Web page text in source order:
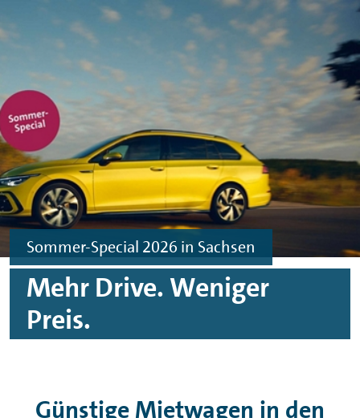
Sommer-Special 2026 in Sachsen
Mehr Drive. Weniger
Preis.
Günstige Mietwagen in den